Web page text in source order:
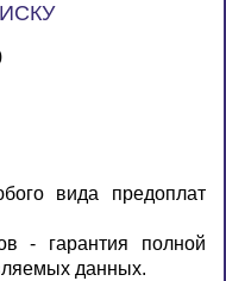
вида предоплат
- гарантия полной
данных.